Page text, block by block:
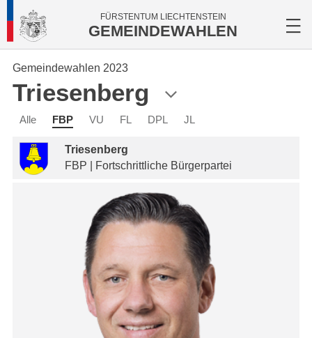
FÜRSTENTUM LIECHTENSTEIN
GEMEINDEWAHLEN
Gemeindewahlen 2023
Triesenberg
Alle FBP VU FL DPL JL
Triesenberg
FBP | Fortschrittliche Bürgerpartei